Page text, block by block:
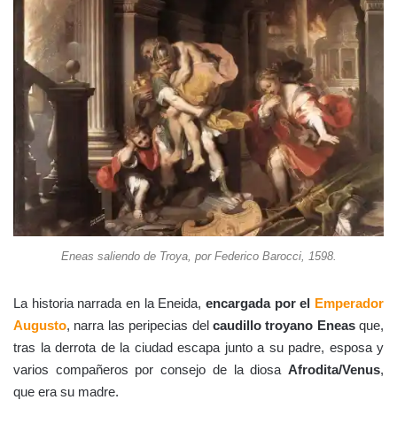
Eneas saliendo de Troya, por Federico Barocci, 1598.
La historia narrada en la Eneida, encargada por el Emperador
Augusto, narra las peripecias del caudillo troyano Eneasque,
tras la derrota de la ciudad escapa junto a su padre, esposa y
varios compañeros por consejo de la diosa Afrodita/Venus,
que era su madre.